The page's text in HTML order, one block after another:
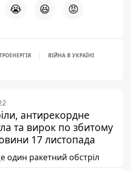
😭 😆 😡
ВІЙНА В УКРАЇНІ
антирекордне
та вирок по збитому
17 листопада
один ракетний обстріл